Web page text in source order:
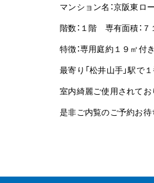
マンション名：京阪東ロ
階数：１階 専有面積：
特徴：専用庭約１９㎡付
最寄り「松井山手」駅で
室内綺麗ご使用されてお
是非ご内覧のご予約お待